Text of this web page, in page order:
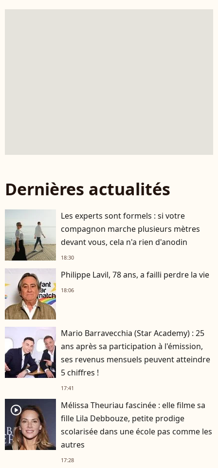
Dernières actualités
Les experts sont formels : si votre
compagnon marche plusieurs mètres
devant vous, cela n'a rien d'anodin
18:30
Philippe Lavil, 78 ans, a failli perdre la vie
18:06
Mario Barravecchia (Star Academy) : 25
ans après sa participation à l'émission,
ses revenus mensuels peuvent atteindre
5 chiffres !
17:41
player2
Mélissa Theuriau fascinée : elle filme sa
fille Lila Debbouze, petite prodige
scolarisée dans une école pas comme les
autres
17:28